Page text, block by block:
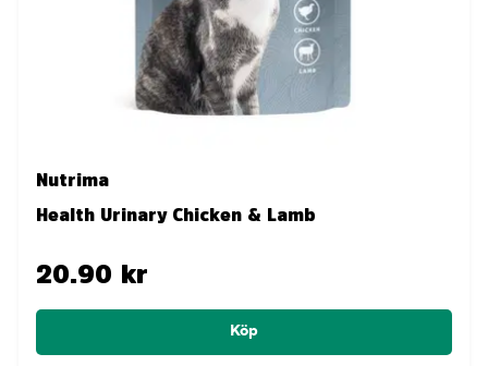
Nutrima
Health Urinary Chicken & Lamb
20.90 kr
Köp